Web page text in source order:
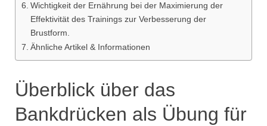
Wichtigkeit der Ernährung bei der Maximierung der
Effektivität des Trainings zur Verbesserung der
Brustform.
Ähnliche Artikel & Informationen
Überblick über das
Bankdrücken als Übung für